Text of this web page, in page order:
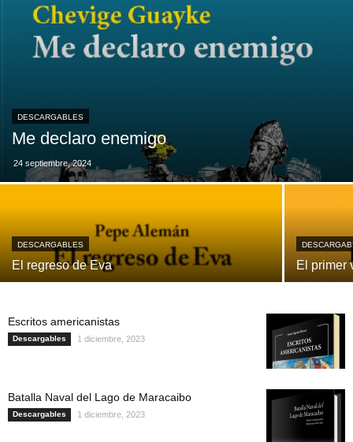
DESCARGABLES
Me declaro enemigo
24 septiembre, 2024
DESCARGABLES
El regreso de Eva El primer
Escritos americanistas
Descargables 1 diciembre, 2023
Batalla Naval del Lago de Maracaibo
Descargables 1 diciembre, 2023